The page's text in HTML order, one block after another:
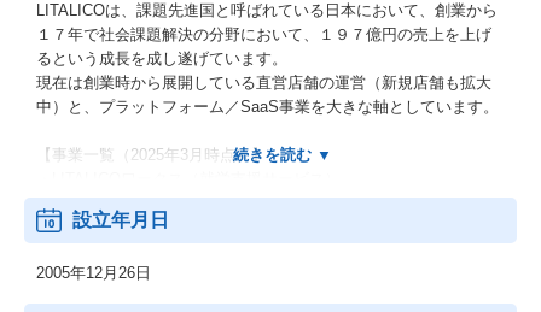
LITALICOは、課題先進国と呼ばれている日本において、創業から
１７年で社会課題解決の分野において、１９７億円の売上を上げ
るという成長を成し遂げています。
現在は創業時から展開している直営店舗の運営（新規店舗も拡大
中）と、プラットフォーム／SaaS事業を大きな軸としています。
【事業一覧（2025年3月時点）】
・LITALICOジュニア（ソーシャルスキル＆学習教室）
・LITALICOワンダー（IT×ものづくり教室）
・LITALICO仕事ナビ（障害のある方の就職情報サイト）
・LITALICOキャリア（障害福祉で働く人の転職サービス）
設立年月日
2005年12月26日